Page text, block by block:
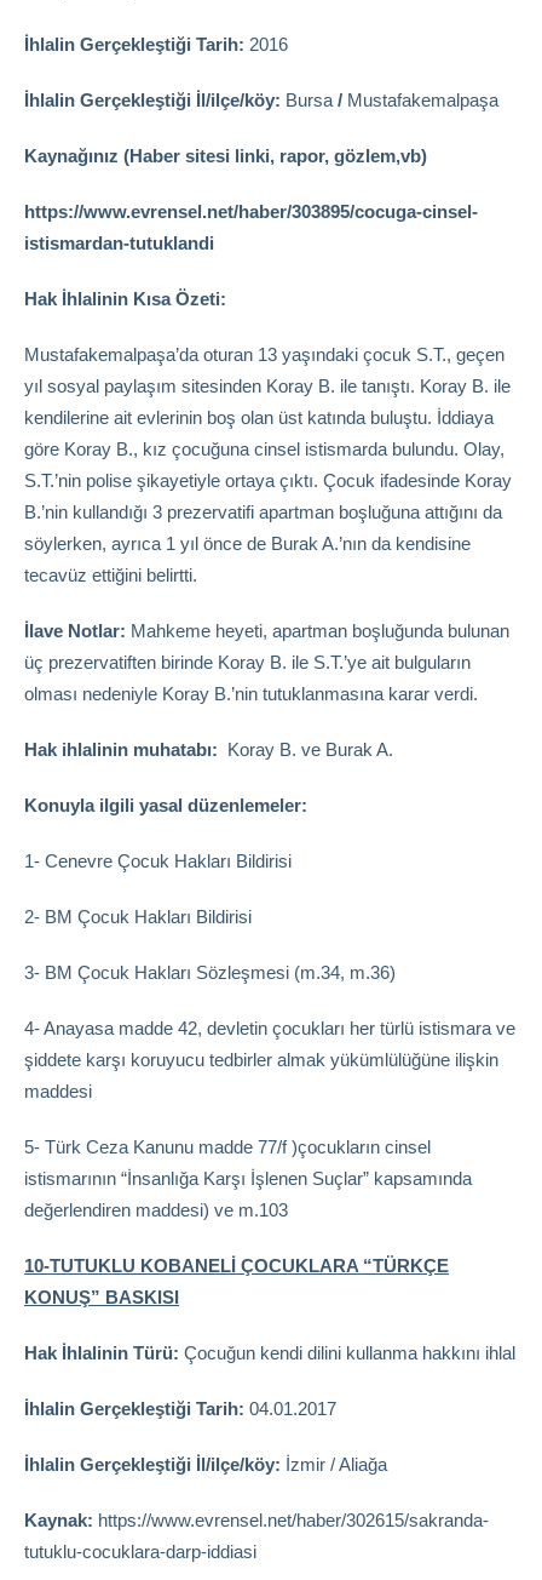
İhlalin Gerçekleştiği Tarih: 2016
İhlalin Gerçekleştiği İl/ilçe/köy: Bursa / Mustafakemalpaşa
Kaynağınız (Haber sitesi linki, rapor, gözlem,vb)
https://www.evrensel.net/haber/303895/cocuga-cinsel-
istismardan-tutuklandi
Hak İhlalinin Kısa Özeti:
Mustafakemalpaşa’da oturan 13 yaşındaki çocuk S.T., geçen
yıl sosyal paylaşım sitesinden Koray B. ile tanıştı. Koray B. ile
kendilerine ait evlerinin boş olan üst katında buluştu. İddiaya
göre Koray B., kız çocuğuna cinsel istismarda bulundu. Olay,
S.T.’nin polise şikayetiyle ortaya çıktı. Çocuk ifadesinde Koray
B.’nin kullandığı 3 prezervatifi apartman boşluğuna attığını da
söylerken, ayrıca 1 yıl önce de Burak A.’nın da kendisine
tecavüz ettiğini belirtti.
İlave Notlar: Mahkeme heyeti, apartman boşluğunda bulunan
üç prezervatiften birinde Koray B. ile S.T.’ye ait bulguların
olması nedeniyle Koray B.’nin tutuklanmasına karar verdi.
Hak ihlalinin muhatabı: Koray B. ve Burak A.
Konuyla ilgili yasal düzenlemeler:
1- Cenevre Çocuk Hakları Bildirisi
2- BM Çocuk Hakları Bildirisi
3- BM Çocuk Hakları Sözleşmesi (m.34, m.36)
4- Anayasa madde 42, devletin çocukları her türlü istismara ve
şiddete karşı koruyucu tedbirler almak yükümlülüğüne ilişkin
maddesi
5- Türk Ceza Kanunu madde 77/f )çocukların cinsel
istismarının “İnsanlığa Karşı İşlenen Suçlar” kapsamında
değerlendiren maddesi) ve m.103
10-TUTUKLU KOBANELİ ÇOCUKLARA “TÜRKÇE
KONUŞ” BASKISI
Hak İhlalinin Türü: Çocuğun kendi dilini kullanma hakkını ihlal
İhlalin Gerçekleştiği Tarih: 04.01.2017
İhlalin Gerçekleştiği İl/ilçe/köy: İzmir / Aliağa
Kaynak: https://www.evrensel.net/haber/302615/sakranda-
tutuklu-cocuklara-darp-iddiasi